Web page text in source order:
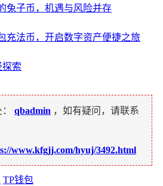
兔子币，机遇与风险并存
充法币，开启数字资产便捷之旅
探索
qbadmin ，如有疑问，请联系
www.kfgjj.com/hyuj/3492.html
TP钱包